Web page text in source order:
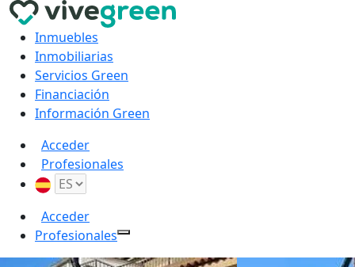
Inmuebles
Inmobiliarias
Servicios Green
Financiación
Información Green
Acceder
Profesionales
Acceder
Profesionales